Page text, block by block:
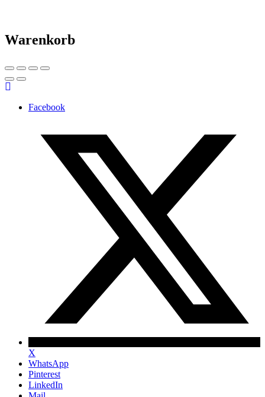
Warenkorb
Facebook
X
WhatsApp
Pinterest
LinkedIn